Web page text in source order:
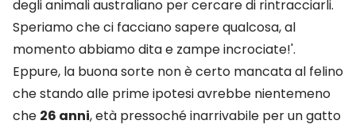
degli animali australiano per cercare di rintracciarli.
Speriamo che ci facciano sapere qualcosa, al
momento abbiamo dita e zampe incrociate!'.
Eppure, la buona sorte non è certo mancata al felino
che stando alle prime ipotesi avrebbe nientemeno
che 26 anni, età pressoché inarrivabile per un gatto